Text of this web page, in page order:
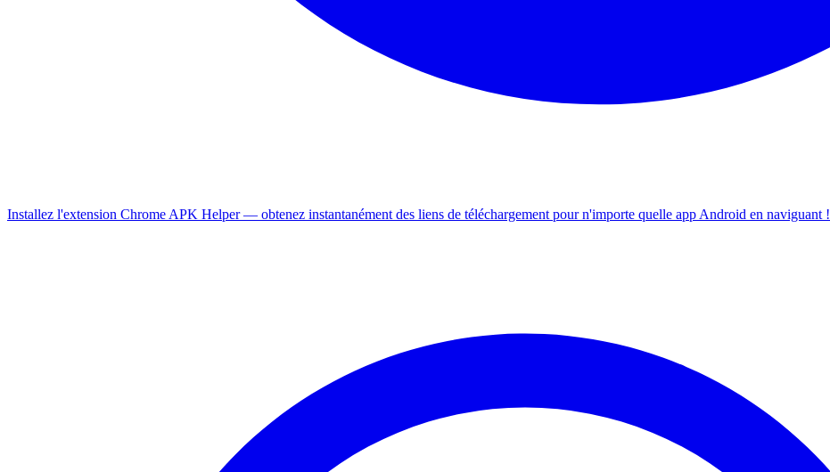
Installez l'extension Chrome APK Helper — obtenez instantanément des liens de téléchargement pour n'importe quelle app Android en naviguant !